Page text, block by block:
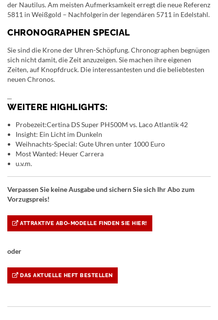
der Nautilus. Am meisten Aufmerksamkeit erregt die neue Referenz
5811 in Weißgold – Nachfolgerin der legendären 5711 in Edelstahl.
CHRONOGRAPHEN SPECIAL
Sie sind die Krone der Uhren-Schöpfung. Chronographen begnügen
sich nicht damit, die Zeit anzuzeigen. Sie machen ihre eigenen
Zeiten, auf Knopfdruck. Die interessantesten und die beliebtesten
neuen Chronos.
...
WEITERE HIGHLIGHTS:
Probezeit:Certina DS Super PH500M vs. Laco Atlantik 42
Insight: Ein Licht im Dunkeln
Weihnachts-Special: Gute Uhren unter 1000 Euro
Most Wanted: Heuer Carrera
u.v.m.
Verpassen Sie keine Ausgabe und sichern Sie sich Ihr Abo zum
Vorzugspreis!
ATTRAKTIVE ABO-MODELLE FINDEN SIE HIER!
oder
DAS AKTUELLE HEFT BESTELLEN